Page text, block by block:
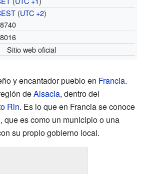
(UTC +2)
Sitio web oficial
y encantador pueblo en Francia.
deAlsacia, dentro del
Rin. Es lo que en Francia se conoce
que es como un municipio o una
su propio gobierno local.